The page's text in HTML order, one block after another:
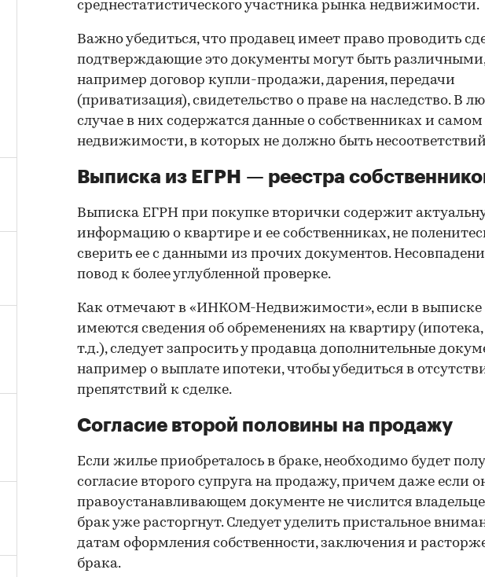
среднестатистического участника рынка недвижимости.
Важно убедиться, что продавец имеет право проводить
подтверждающие это документы могут быть различными,
например договор купли-продажи, дарения, передачи
(приватизация), свидетельство о праве на наследство. В
случае в них содержатся данные о собственниках и самом
недвижимости, в которых не должно быть
Выписка из ЕГРН — реестра
Выписка ЕГРН при покупке вторички содержит
информацию о квартире и ее собственниках, не
сверить ее с данными из прочих документов.
повод к более углубленной проверке.
Как отмечают в «ИНКОМ-Недвижимости», если в выписке
имеются сведения об обременениях на квартиру (ипотека,
т.д.), следует запросить у продавца дополнительные
например о выплате ипотеки, чтобы убедиться в
препятствий к сделке.
Согласие второй половины на продажу
Если жилье приобреталось в браке, необходимо будет
согласие второго супруга на продажу, причем даже если
правоустанавливающем документе не числится
брак уже расторгнут. Следует уделить пристальное
датам оформления собственности, заключения и
брака.